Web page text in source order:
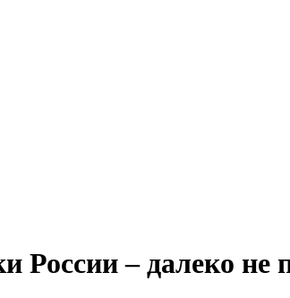
– далеко не